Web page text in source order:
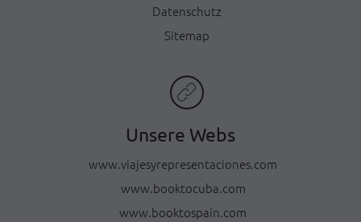
Datenschutz
Sitemap
Unsere Webs
www.viajesyrepresentaciones.com
www.booktocuba.com
www.booktospain.com